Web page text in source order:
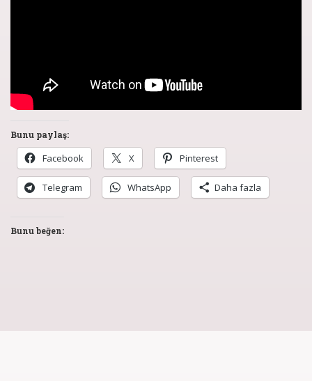
Bunu paylaş:
Facebook X Pinterest
Telegram WhatsApp Daha fazla
Bunu beğen: